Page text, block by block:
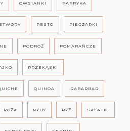
OWSIANKI PAPRYKA
PESTO PIECZARKI
PODRÓŻ POMARAŃCZE
PRZEKĄSKI
QUINOA RABARBAR
RÓŻA RYBY RYŻ SAŁATKI